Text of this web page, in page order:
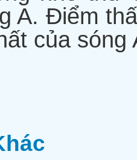
A. Điểm
của sóng